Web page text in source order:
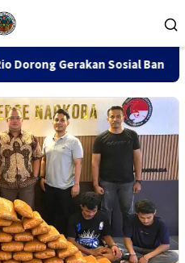
Bantu Warga Miskin